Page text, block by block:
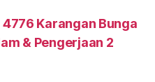
Karangan Bunga
& Pengerjaan 2